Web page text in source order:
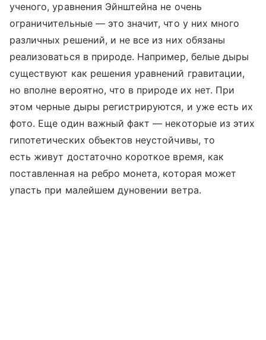
ученого, уравнения Эйнштейна не очень
ограничительные — это значит, что у них много
различных решений, и не все из них обязаны
реализоваться в природе. Например, белые дыры
существуют как решения уравнений гравитации,
но вполне вероятно, что в природе их нет. При
этом черные дыры регистрируются, и уже есть их
фото. Еще один важный факт — некоторые из этих
гипотетических объектов неустойчивы, то
есть живут достаточно короткое время, как
поставленная на ребро монета, которая может
упасть при малейшем дуновении ветра.